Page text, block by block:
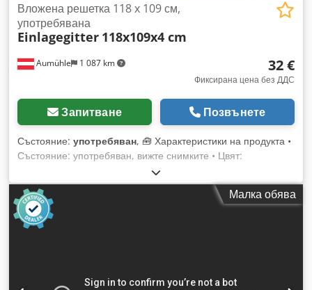
Aumühle 1 087 km
Вложена решетка 118 x 109 см,
употребявана
Einlagegitter 118x109x4 cm
32 €
Фиксирана цена без ДДС
Запитване Позвънете
Състояние: употребяван, 🧰 Характеристики на продукта •
Състояние: употребяван, вижте снимките • Цвят:
поцинкован • Външни размери: 1181 x 1093 x 40 мм •
Вътрешна ширина: 1116 мм • Товароносимост: 500 кг / м² •
Собствено тегло: 14,7 кг • Размер на отвора на мрежата: 43
x 65 мм 💰 Цена: 32 евро нето, без ДДС • Отстъпка при
количество: по запитване • Разходи за доставка: в цяла
линейни метра стелажи за палети от различни
Малка обява